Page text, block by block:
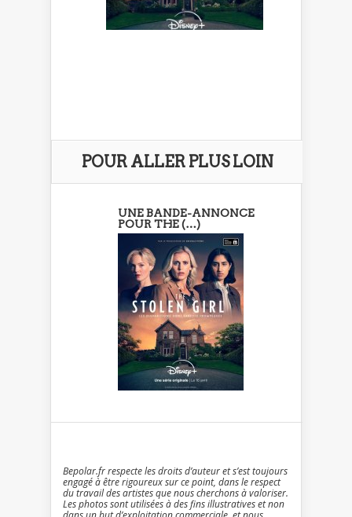
POUR ALLER PLUS LOIN
UNE BANDE-ANNONCE
POUR THE (…)
Bepolar.fr respecte les droits d’auteur et s’est toujours
engagé à être rigoureux sur ce point, dans le respect
du travail des artistes que nous cherchons à valoriser.
Les photos sont utilisées à des fins illustratives et non